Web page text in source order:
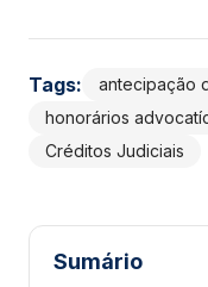
Tags:
antecipação
honorários
Créditos Judiciais
Sumário